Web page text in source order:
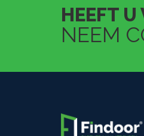
HEEFT U
NEEM